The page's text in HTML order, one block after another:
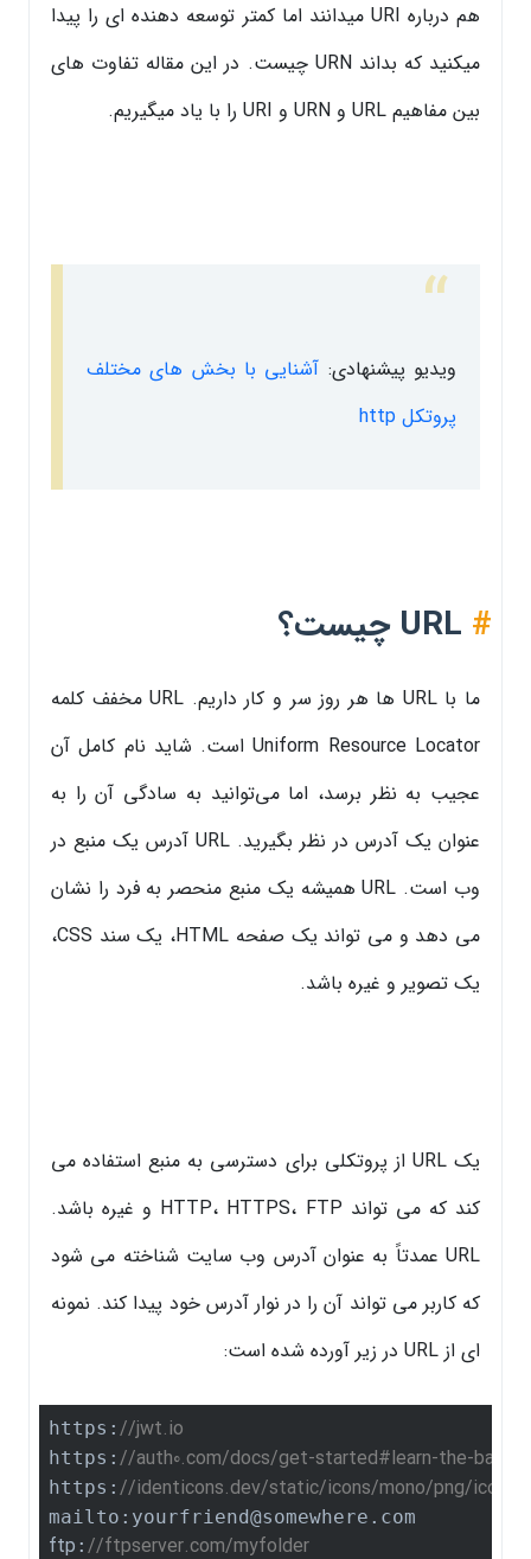
هم درباره URI میدانند اما کمتر توسعه دهنده ای را پیدا
میکنید که بداند URN چیست. در این مقاله تفاوت های
بین مفاهیم URL و URN و URI را با یاد میگیریم.
ویدیو پیشنهادی: آشنایی با بخش های مختلف
پروتکل http
#
ما با URL ها هر روز سر و کار داریم. URL مخفف کلمه
Uniform Resource Locator است. شاید نام کامل آن
عجیب به نظر برسد، اما می‌توانید به سادگی آن را به
عنوان یک آدرس در نظر بگیرید. URL آدرس یک منبع در
وب است. URL همیشه یک منبع منحصر به فرد را نشان
می دهد و می تواند یک صفحه HTML، یک سند CSS،
یک تصویر و غیره باشد.
یک URL از پروتکلی برای دسترسی به منبع استفاده می
کند که می تواند HTTP، HTTPS، FTP و غیره باشد.
URL عمدتاً به عنوان آدرس وب سایت شناخته می شود
که کاربر می تواند آن را در نوار آدرس خود پیدا کند. نمونه
ای از URL در زیر آورده شده است:
https: //jwt.io
https: //auth0.com/docs/get-started#learn-the-basics
https: //identicons.dev/static/icons/mono/png/icon-
ftp : //ftpserver.com/myfolder